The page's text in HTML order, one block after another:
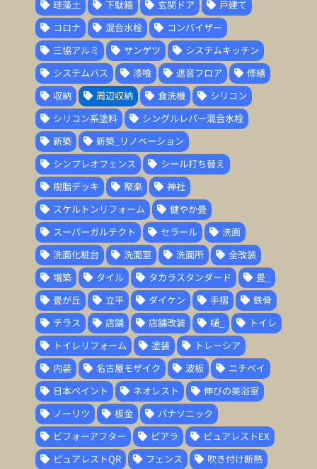
珪藻土 下駄箱 玄関ドア
戸建て
コロナ
混合水栓
コンバイザー
三協アルミ
サンゲツ
システムキッチン
システムバス
漆喰 遮音フロア
修繕
収納
周辺収納 食洗機
シリコン
シリコン系塗料
シングルレバー混合水栓
新築
新築_リノベーション
シンプレオフェンス
シール打ち替え
樹脂デッキ
聚楽
神社
スケルトンリフォーム
健やか畳
スーパーガルテクト
セラール
洗面
洗面化粧台
洗面室 洗面所
全改装
増築
タイル タカラスタンダード
畳_
畳が丘
立平 ダイケン 手摺
鉄骨
テラス
店舗 店舗改装 樋_
トイレ
トイレリフォーム
塗装
トレーシア
内装
名古屋モザイク 波板
ニチベイ
日本ペイント
ネオレスト
伸びの美浴室
ノーリツ
板金
パナソニック
ビフォーアフター
ピアラ
ピュアレストEX
ピュアレストQR
フェンス
吹き付け断熱